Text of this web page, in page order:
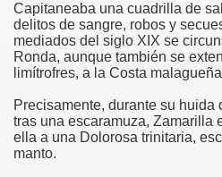
Capitaneaba una cuadrilla de
delitos de sangre, robos y
mediados del siglo XIX se
Ronda, aunque también se
limítrofres, a la Costa
Precisamente, durante su
tras una escaramuza, Zamarilla
ella a una Dolorosa trinitaria,
manto.